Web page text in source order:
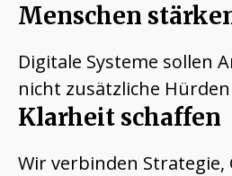
Menschen
Digitale Systeme sollen
nicht zusätzliche
Klarheit schaffen
Wir verbinden